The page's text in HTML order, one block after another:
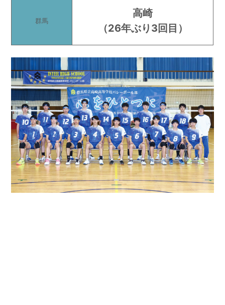
群馬
高崎
（26年ぶり3回目 ）